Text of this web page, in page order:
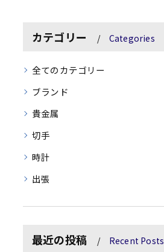
カテゴリー Categories
全てのカテゴリー
ブランド
貴金属
切手
時計
出張
最近の投稿 Recent Posts